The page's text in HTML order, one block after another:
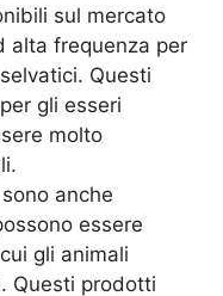
sul mercato
alta frequenza per
Questi
gli esseri
molto
anche
essere
gli animali
Questi prodotti